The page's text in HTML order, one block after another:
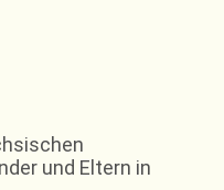
und Eltern in